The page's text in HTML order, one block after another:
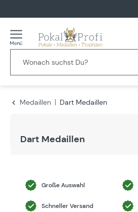
Medaillen Dart Medaillen
Dart Medaillen
Große Auswahl
Schneller Versand